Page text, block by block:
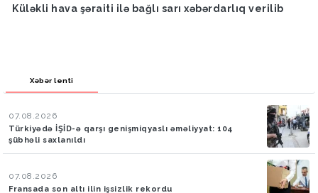
Küləkli hava şəraiti ilə bağlı sarı xəbərdarlıq verilib
Xəbər lenti
07.08.2026
Türkiyədə İŞİD-ə qarşı genişmiqyaslı əməliyyat: 104
şübhəli saxlanıldı
07.08.2026
Fransada son altı ilin işsizlik rekordu